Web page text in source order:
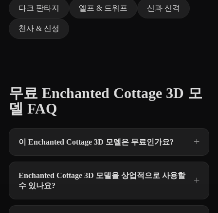
다크 판타지 엘프 & 드워프 신과 신격
천사 & 신성
무료 Enchanted Cottage 3D 모
델 FAQ
이 Enchanted Cottage 3D 모델은 무료인가요?
Enchanted Cottage 3D 모델을 상업적으로 사용할
수 있나요?